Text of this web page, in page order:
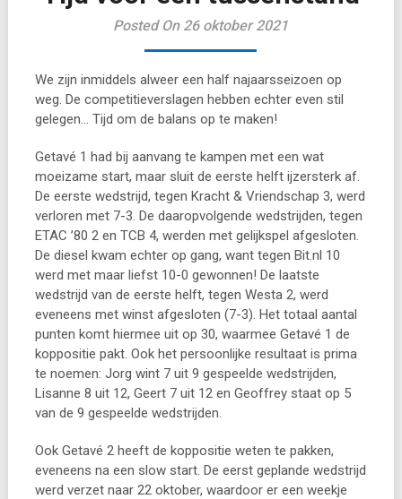
Posted On 26 oktober 2021
We zijn inmiddels alweer een half najaarsseizoen op
weg. De competitieverslagen hebben echter even stil
gelegen… Tijd om de balans op te maken!
Getavé 1 had bij aanvang te kampen met een wat
moeizame start, maar sluit de eerste helft ijzersterk af.
De eerste wedstrijd, tegen Kracht & Vriendschap 3, werd
verloren met 7-3. De daaropvolgende wedstrijden, tegen
ETAC ’80 2 en TCB 4, werden met gelijkspel afgesloten.
De diesel kwam echter op gang, want tegen Bit.nl 10
werd met maar liefst 10-0 gewonnen! De laatste
wedstrijd van de eerste helft, tegen Westa 2, werd
eveneens met winst afgesloten (7-3). Het totaal aantal
punten komt hiermee uit op 30, waarmee Getavé 1 de
koppositie pakt. Ook het persoonlijke resultaat is prima
te noemen: Jorg wint 7 uit 9 gespeelde wedstrijden,
Lisanne 8 uit 12, Geert 7 uit 12 en Geoffrey staat op 5
van de 9 gespeelde wedstrijden.
Ook Getavé 2 heeft de koppositie weten te pakken,
eveneens na een slow start. De eerst geplande wedstrijd
werd verzet naar 22 oktober, waardoor er een weekje